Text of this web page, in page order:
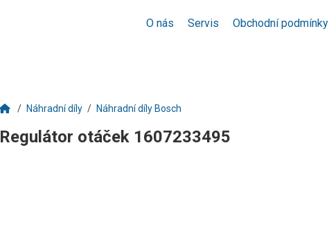
O nás Servis Obchodní podmínky
Náhradní díly Náhradní díly Bosch
Regulátor otáček 1607233495